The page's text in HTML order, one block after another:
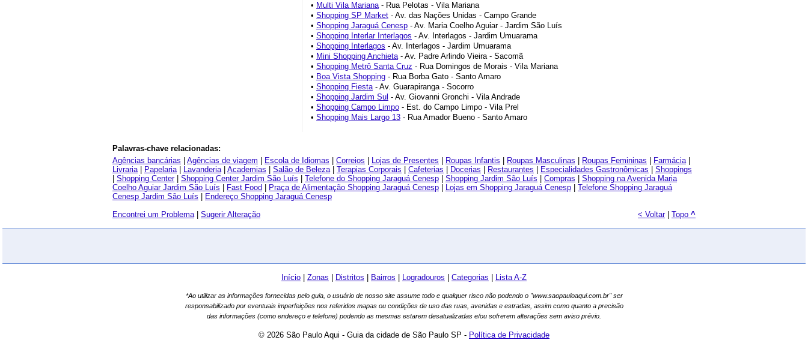
• Multi Vila Mariana- Rua Pelotas - Vila Mariana
• Shopping SP Market - Av. das Nações Unidas - Campo Grande
• Shopping Jaraguá Cenesp - Av. Maria Coelho Aguiar - Jardim São Luís
• Shopping Interlar Interlagos - Av. Interlagos - Jardim Umuarama
• Shopping Interlagos - Av. Interlagos - Jardim Umuarama
• Mini Shopping Anchieta- Av. Padre Arlindo Vieira - Sacomã
• Shopping Metrô Santa Cruz - Rua Domingos de Morais - Vila Mariana
• Boa Vista Shopping - Rua Borba Gato - Santo Amaro
• Shopping Fiesta- Av. Guarapiranga - Socorro
• Shopping Jardim Sul - Av. Giovanni Gronchi - Vila Andrade
• Shopping Campo Limpo - Est. do Campo Limpo - Vila Prel
• Shopping Mais Largo 13 - Rua Amador Bueno - Santo Amaro
Palavras-chave relacionadas:
Agências bancárias
Agências de viagem Escola de Idiomas Correios Lojas de Presentes Roupas Infantis Roupas Masculinas Roupas Femininas Farmácia|
Livraria| Papelaria| Lavanderia| Academias Salão de Beleza| Terapias Corporais Cafeterias Docerias Restaurantes Especialidades Gastronômicas
Shoppings
Shopping Center| Shopping Center Jardim São Luís Telefone do Shopping Jaraguá Cenesp Shopping Jardim São Luís Compras
Shopping na Avenida Maria
Coelho Aguiar Jardim São Luís
Fast Food Praça de Alimentação Shopping Jaraguá Cenesp Lojas em Shopping Jaraguá Cenesp
Telefone Shopping Jaraguá
Cenesp Jardim São Luís
Endereço Shopping Jaraguá Cenesp
Encontrei um Problema| Sugerir Alteração < Voltar| Topo ^
Início Zonas Distritos Bairros Logradouros Categorias Lista A-Z
*Ao utilizar as informações fornecidas pelo guia, o usuário de nosso site assume todo e qualquer risco não podendo o "www.saopauloaqui.com.br" ser
responsabilizado por eventuais imperfeições nos referidos mapas ou condições de uso das ruas, avenidas e estradas, assim como quanto a precisão
das informações (como endereço e telefone) podendo as mesmas estarem desatualizadas e/ou sofrerem alterações sem aviso prévio.
© 2026 São Paulo Aqui - Guia da cidade de São Paulo SP - Política de Privacidade